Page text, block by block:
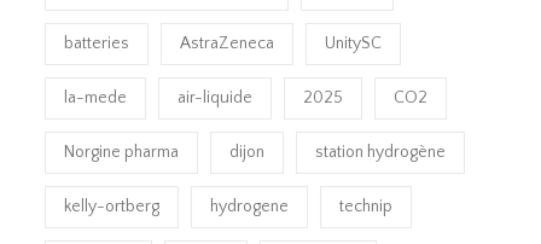
batteries AstraZeneca UnitySC
la-mede air-liquide 2025 CO2
Norgine pharma dijon station hydrogène
kelly-ortberg hydrogene technip